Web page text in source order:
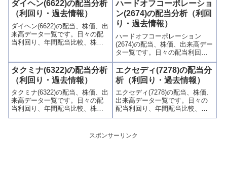
当利回りランキングも参考に！
額配当目的の買い時チャンスな
ど、表とグラフでわかりやすく
掲載、配当利回りランキングも
参考に！
ダイヘン(6622)の配当分析
（利回り・過去情報）
ダイヘン(6622)の配当、株価、出
来高データ一覧です。日々の配
当利回り、年間配当比較、株価
グラフでわかりやすく掲載、配
当利回りランキングも参考に！
ハードオフコーポレーショ
ン(2674)の配当分析（利回
り・過去情報）
ハードオフコーポレーション
(2674)の配当、株価、出来高デー
タ一覧です。日々の配当利回
り、年間配当比較、株価や出来
高との関連、高額配当目的の買
い時チャンスなど、表とグラフ
でわかりやすく掲載、配当利回
りランキングも参考に！
タクミナ(6322)の配当分析
（利回り・過去情報）
タクミナ(6322)の配当、株価、出
来高データ一覧です。日々の配
当利回り、年間配当比較、株価
や出来高との関連、高額配当目
グラフでわかりやすく掲載、配
当利回りランキングも参考に！
エクセディ(7278)の配当分
析（利回り・過去情報）
エクセディ(7278)の配当、株価、
出来高データ一覧です。日々の
配当利回り、年間配当比較、株
価や出来高との関連、高額配当
とグラフでわかりやすく掲載、
配当利回りランキングも参考
スポンサーリンク